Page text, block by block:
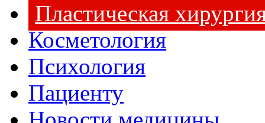
Пластическая
Косметология
Психология
Пациенту